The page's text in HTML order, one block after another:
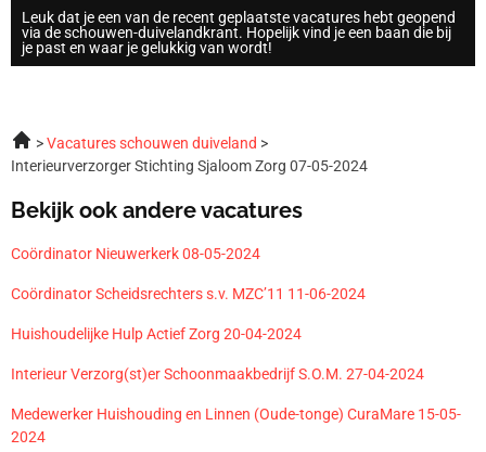
Leuk dat je een van de recent geplaatste vacatures hebt geopend
via de schouwen-duivelandkrant. Hopelijk vind je een baan die bij
je past en waar je gelukkig van wordt!
Vacatures schouwen duiveland
Interieurverzorger Stichting Sjaloom Zorg 07-05-2024
Bekijk ook andere vacatures
Coördinator Nieuwerkerk 08-05-2024
Coördinator Scheidsrechters s.v. MZC’11 11-06-2024
Huishoudelijke Hulp Actief Zorg 20-04-2024
Interieur Verzorg(st)er Schoonmaakbedrijf S.O.M. 27-04-2024
Medewerker Huishouding en Linnen (Oude-tonge) CuraMare 15-05-
2024